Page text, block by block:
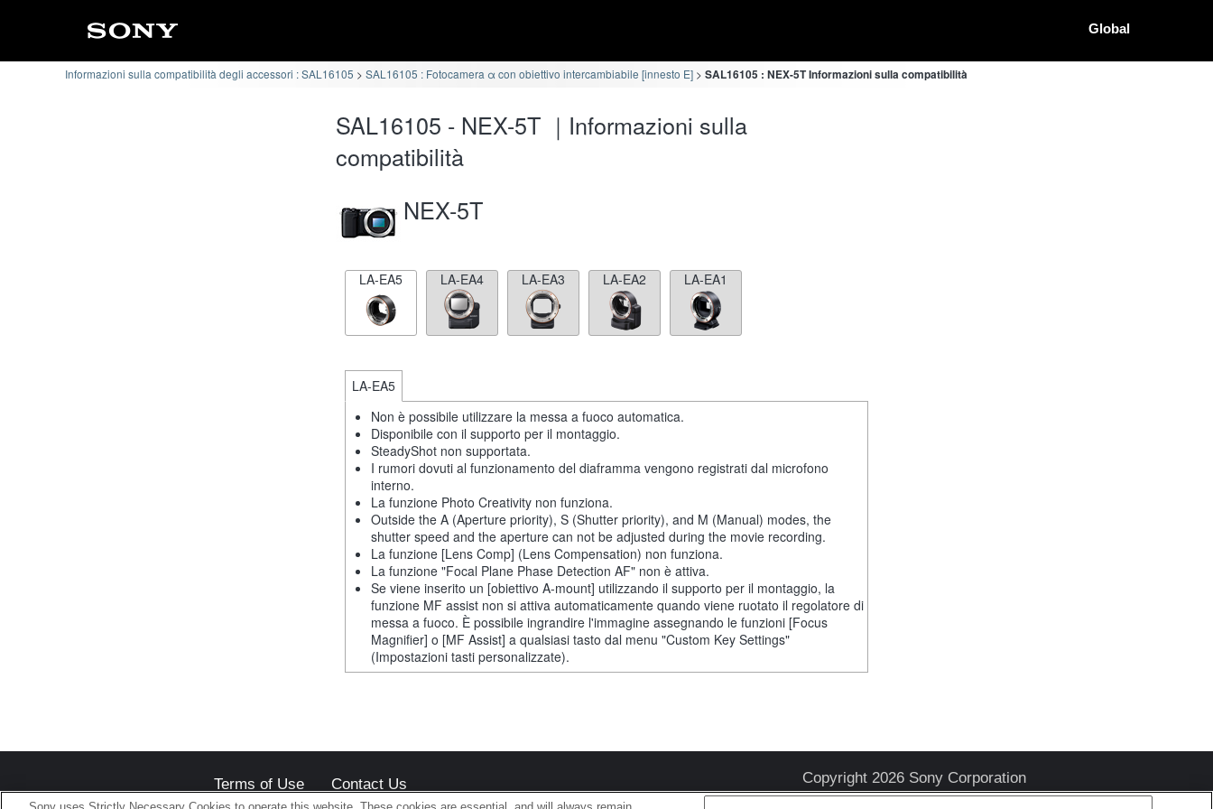
Global
Informazioni sulla compatibilità degli accessori : SAL16105 SAL16105 : Fotocamera α con obiettivo intercambiabile [innesto E] SAL16105 : NEX-5T Informazioni sulla compatibilità
SAL16105 - NEX-5T ｜Informazioni sulla
compatibilità
NEX-5T
LA-EA5 LA-EA4 LA-EA3 LA-EA2 LA-EA1
LA-EA5
Non è possibile utilizzare la messa a fuoco automatica.
Disponibile con il supporto per il montaggio.
SteadyShot non supportata.
I rumori dovuti al funzionamento del diaframma vengono registrati dal microfono
interno.
La funzione Photo Creativity non funziona.
Outside the A (Aperture priority), S (Shutter priority), and M (Manual) modes, the
shutter speed and the aperture can not be adjusted during the movie recording.
La funzione [Lens Comp] (Lens Compensation) non funziona.
La funzione "Focal Plane Phase Detection AF" non è attiva.
Se viene inserito un [obiettivo A-mount] utilizzando il supporto per il montaggio, la
funzione MF assist non si attiva automaticamente quando viene ruotato il regolatore di
messa a fuoco. È possibile ingrandire l'immagine assegnando le funzioni [Focus
Magnifier] o [MF Assist] a qualsiasi tasto dal menu "Custom Key Settings"
(Impostazioni tasti personalizzate).
Terms of Use Contact Us Copyright 2026 Sony Corporation